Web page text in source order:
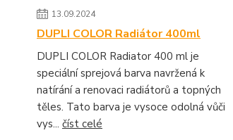
13.09.2024
DUPLI COLOR Radiátor 400ml
DUPLI COLOR Radiator 400 ml je
speciální sprejová barva navržená k
natírání a renovaci radiátorů a topných
těles. Tato barva je vysoce odolná vůči
vys... číst celé